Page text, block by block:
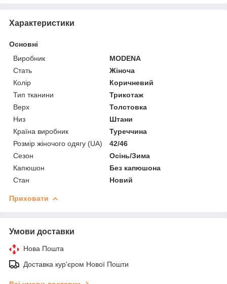
Характеристики
Основні
Виробник
MODENA
Стать
Жіноча
Колір
Коричневий
Тип тканини
Трикотаж
Верх
Толстовка
Низ
Штани
Країна виробник
Туреччина
Розмір жіночого одягу (UA)
42/46
Сезон
Осінь/Зима
Капюшон
Без капюшона
Стан
Новий
Приховати
Умови доставки
Нова Пошта
Доставка кур'єром Нової Пошти